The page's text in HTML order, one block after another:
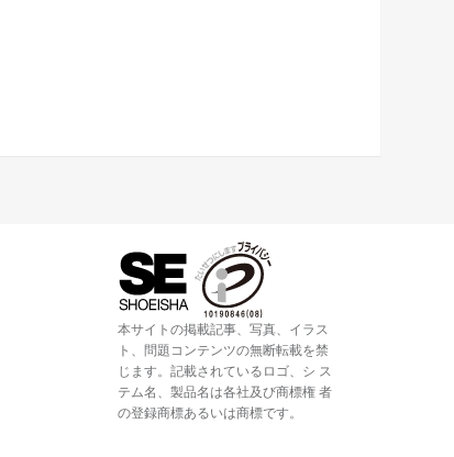
本サイトの掲載記事、写真、イラス
ト、問題コンテンツの無断転載を禁
じます。記載されているロゴ、シ ス
テム名、製品名は各社及び商標権 者
の登録商標あるいは商標です。